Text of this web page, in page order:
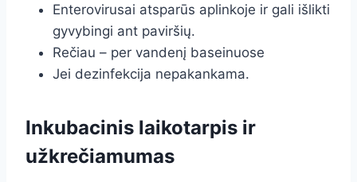
Enterovirusai atsparūs aplinkoje ir gali išlikti
gyvybingi ant paviršių.
Rečiau – per vandenį baseinuose
Jei dezinfekcija nepakankama.
Inkubacinis laikotarpis ir
užkrečiamumas